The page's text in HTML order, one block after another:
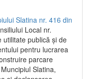
Slatina nr. 416 din
Local nr.
publică și de
pentru lucrarea
parcare
Slatina,